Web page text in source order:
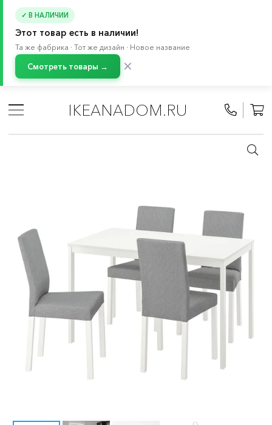
✓ В НАЛИЧИИ
Этот товар есть в наличии!
Та же фабрика · Тот же дизайн · Новое название
Смотреть товары → ✕
IKEANADOM.RU
Обеденные группы
/ Стол и 4 стула